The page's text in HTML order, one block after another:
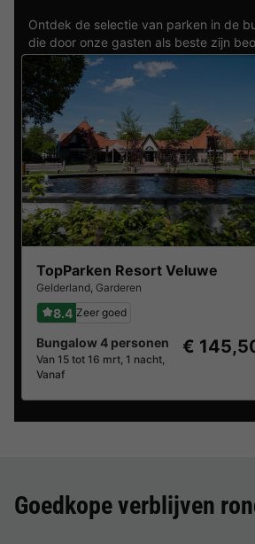
Ontdek de selectie van parken in de
die door onze gasten als beste zijn
TopParken Resort Veluwe
Gelderland, Garderen
8.4 Zeer goed
Bungalow 4 personen
Van 15 tot 16 mrt, 1 nacht,
Vanaf
€
Goedkope verblijven